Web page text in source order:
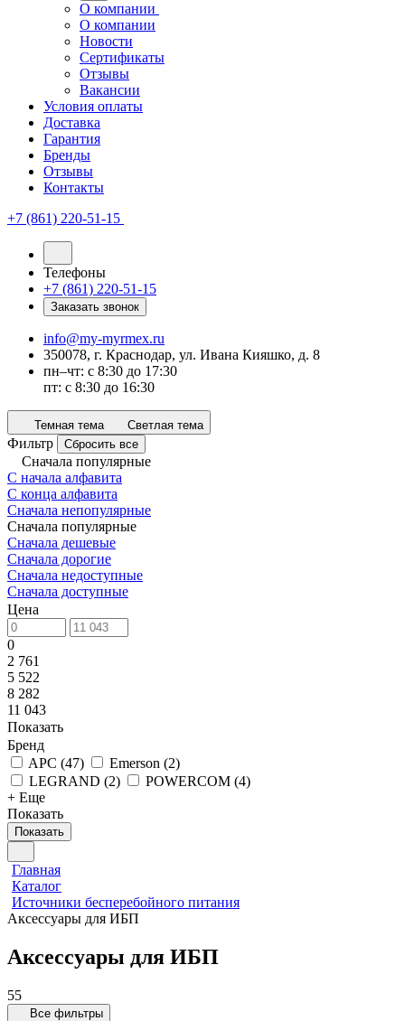
О компании
О компании
Новости
Сертификаты
Отзывы
Вакансии
Условия оплаты
Доставка
Гарантия
Бренды
Отзывы
Контакты
+7 (861) 220-51-15
Телефоны
+7 (861) 220-51-15
Заказать звонок
info@my-myrmex.ru
350078, г. Краснодар, ул. Ивана Кияшко, д. 8
пн–чт: с 8:30 до 17:30
пт: с 8:30 до 16:30
Темная тема Светлая тема
Фильтр Сбросить все
Сначала популярные
С начала алфавита
С конца алфавита
Сначала непопулярные
Сначала популярные
Сначала дешевые
Сначала дорогие
Сначала недоступные
Сначала доступные
Цена
0
2 761
5 522
8 282
11 043
Показать
Бренд
APC (47) Emerson (2)
LEGRAND (2) POWERCOM (4)
+ Еще
Показать
Показать
Главная
Каталог
Источники бесперебойного питания
Аксессуары для ИБП
Аксессуары для ИБП
55
Все фильтры